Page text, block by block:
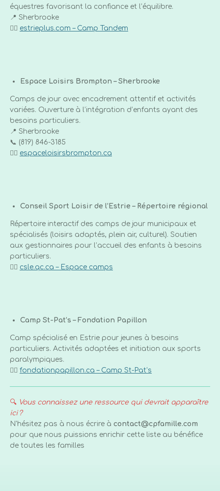
équestres favorisant la confiance et l’équilibre.
📍 Sherbrooke
👉🏼 estrieplus.com – Camp Tandem
Espace Loisirs Brompton – Sherbrooke
Camps de jour avec encadrement attentif et activités
variées. Ouverture à l’intégration d’enfants ayant des
besoins particuliers.
📍 Sherbrooke
📞 (819) 846-3185
👉🏼 espaceloisirsbrompton.ca
Conseil Sport Loisir de l’Estrie – Répertoire régional
Répertoire interactif des camps de jour municipaux et
spécialisés (loisirs adaptés, plein air, culturel). Soutien
aux gestionnaires pour l’accueil des enfants à besoins
particuliers.
👉🏼 csle.qc.ca – Espace camps
Camp St-Pat’s – Fondation Papillon
Camp spécialisé en Estrie pour jeunes à besoins
particuliers. Activités adaptées et initiation aux sports
paralympiques.
👉🏼 fondationpapillon.ca – Camp St-Pat’s
🔍 Vous connaissez une ressource qui devrait apparaître
ici ?
N'hésitez pas à nous écrire à contact@cpfamille.com
pour que nous puissions enrichir cette liste au bénéfice
de toutes les familles